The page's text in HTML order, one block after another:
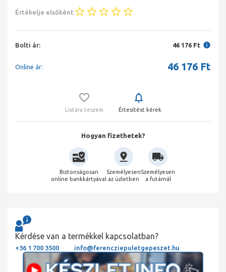
Értékelje elsőként
Bolti ár: 46 176 Ft
Online ár: 46 176 Ft
Listára teszem Értesítést kérek
Hogyan fizethetek?
Biztonságosan
online bankkártyával
Személyesen
az üzletben
Személyesen
a futárnál
Kérdése van a termékkel kapcsolatban?
+36 1 700 3500 info@ferencziepuletgepeszet.hu